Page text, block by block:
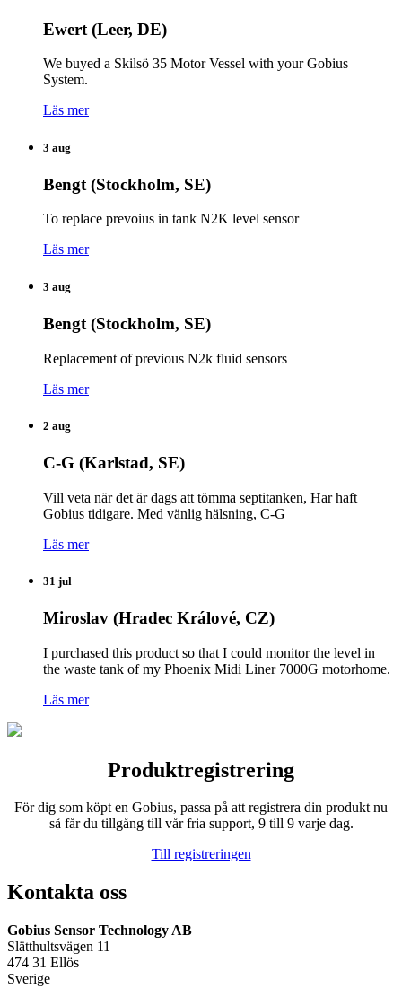
Ewert (Leer, DE)
We buyed a Skilsö 35 Motor Vessel with your Gobius
System.
Läs mer
3 aug
Bengt (Stockholm, SE)
To replace prevoius in tank N2K level sensor
Läs mer
3 aug
Bengt (Stockholm, SE)
Replacement of previous N2k fluid sensors
Läs mer
2 aug
C-G (Karlstad, SE)
Vill veta när det är dags att tömma septitanken, Har haft
Gobius tidigare. Med vänlig hälsning, C-G
Läs mer
31 jul
Miroslav (Hradec Králové, CZ)
I purchased this product so that I could monitor the level in
the waste tank of my Phoenix Midi Liner 7000G motorhome.
Läs mer
Produktregistrering
För dig som köpt en Gobius, passa på att registrera din produkt nu
så får du tillgång till vår fria support, 9 till 9 varje dag.
Till registreringen
Kontakta oss
Gobius Sensor Technology AB
Slätthultsvägen 11
474 31 Ellös
Sverige